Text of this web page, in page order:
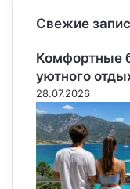
Свежие
Комфортные
уютного
28.07.2026